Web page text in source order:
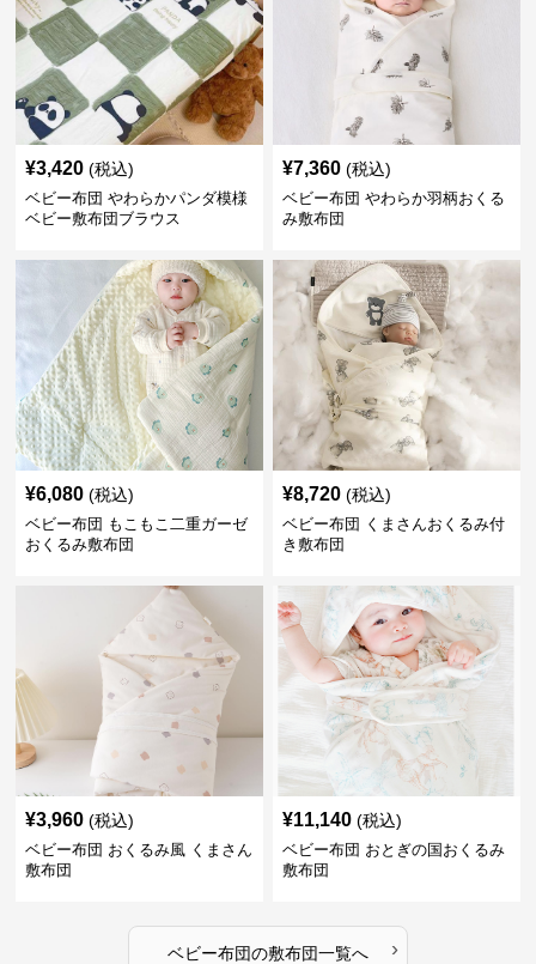
¥3,420 (税込)
ベビー布団 やわらかパンダ模様
ベビー敷布団ブラウス
¥7,360 (税込)
ベビー布団 やわらか羽柄おくる
み敷布団
¥6,080 (税込)
ベビー布団 もこもこ二重ガーゼ
おくるみ敷布団
¥8,720 (税込)
ベビー布団 くまさんおくるみ付
き敷布団
¥3,960 (税込)
ベビー布団 おくるみ風 くまさん
敷布団
¥11,140 (税込)
ベビー布団 おとぎの国おくるみ
敷布団
ベビー布団の敷布団一覧へ ›